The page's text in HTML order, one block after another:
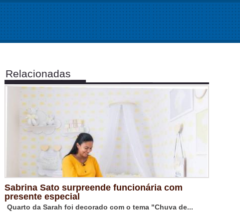
Relacionadas
Sabrina Sato surpreende funcionária com
presente especial
Quarto da Sarah foi decorado com o tema "Chuva de...